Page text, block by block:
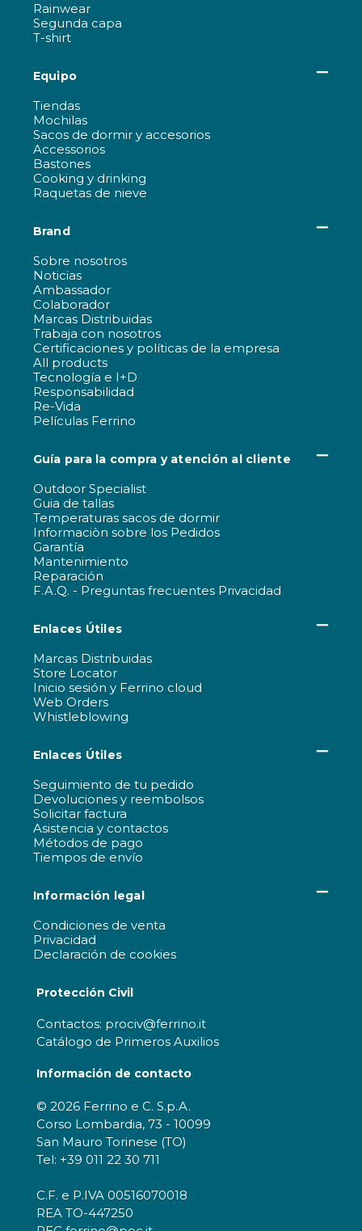
Rainwear
Segunda capa
T-shirt
Equipo
Tiendas
Mochilas
Sacos de dormir y accesorios
Accessorios
Bastones
Cooking y drinking
Raquetas de nieve
Brand
Sobre nosotros
Noticias
Ambassador
Colaborador
Marcas Distribuidas
Trabaja con nosotros
Certificaciones y políticas de la empresa
All products
Tecnología e I+D
Responsabilidad
Re-Vida
Películas Ferrino
Guía para la compra y atención al cliente
Outdoor Specialist
Guia de tallas
Temperaturas sacos de dormir
Informaciòn sobre los Pedidos
Garantía
Mantenimiento
Reparación
F.A.Q. - Preguntas frecuentes Privacidad
Enlaces Útiles
Marcas Distribuidas
Store Locator
Inicio sesión y Ferrino cloud
Web Orders
Whistleblowing
Enlaces Útiles
Seguimiento de tu pedido
Devoluciones y reembolsos
Solicitar factura
Asistencia y contactos
Métodos de pago
Tiempos de envío
Información legal
Condiciones de venta
Privacidad
Declaración de cookies
Protección Civil
Contactos: prociv@ferrino.it
Catálogo de Primeros Auxilios
Información de contacto
© 2026 Ferrino e C. S.p.A.
Corso Lombardia, 73 - 10099
San Mauro Torinese (TO)
Tel: +39 011 22 30 711
C.F. e P.IVA 00516070018
REA TO-447250